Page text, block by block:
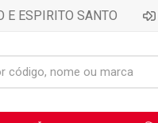
E ESPIRITO SANTO